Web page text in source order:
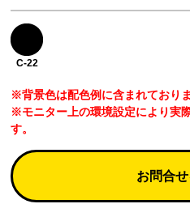
C-22
※背景色は配色例に含まれておりま
※モニター上の環境設定により実
す。
お問合